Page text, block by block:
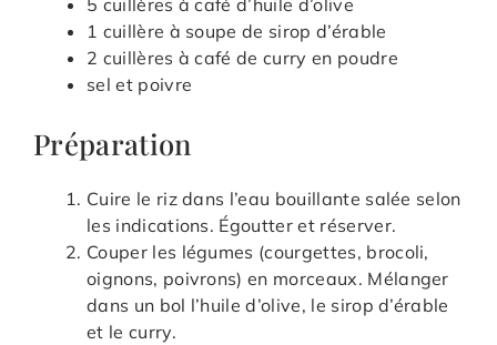
1 cuillère à soupe de sirop d’érable
2 cuillères à café de curry en poudre
sel et poivre
Préparation
Cuire le riz dans l’eau bouillante salée selon
les indications. Égoutter et réserver.
Couper les légumes (courgettes, brocoli,
oignons, poivrons) en morceaux. Mélanger
dans un bol l’huile d’olive, le sirop d’érable
et le curry.